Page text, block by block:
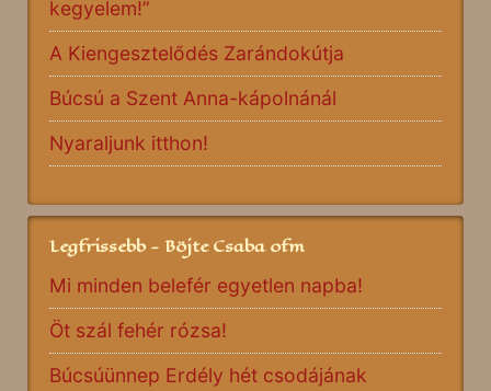
kegyelem!”
A Kiengesztelődés Zarándokútja
Búcsú a Szent Anna-kápolnánál
Nyaraljunk itthon!
Legfrissebb - Böjte Csaba ofm
Mi minden belefér egyetlen napba!
Öt szál fehér rózsa!
Búcsúünnep Erdély hét csodájának